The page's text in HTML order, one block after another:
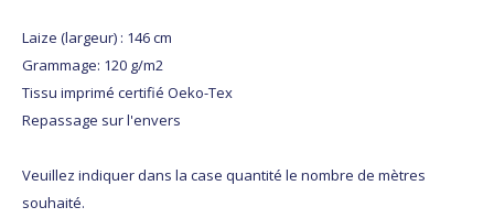
Laize (largeur) : 146 cm
Grammage: 120 g/m2
Tissu imprimé certifié Oeko-Tex
Repassage sur l'envers
Veuillez indiquer dans la case quantité le nombre de mètres
souhaité.